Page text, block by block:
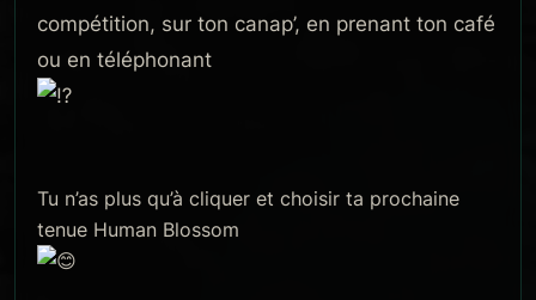
compétition, sur ton canap’, en prenant ton café
ou en téléphonant
Tu n’as plus qu’à cliquer et choisir ta prochaine
tenue Human Blossom